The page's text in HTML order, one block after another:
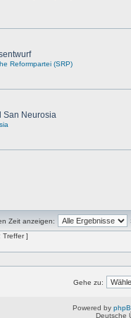
Reformpartei (SRP)
San Neurosia
Zeit anzeigen:
Treffer ]
Gehe zu:
Powered by
Deutsche